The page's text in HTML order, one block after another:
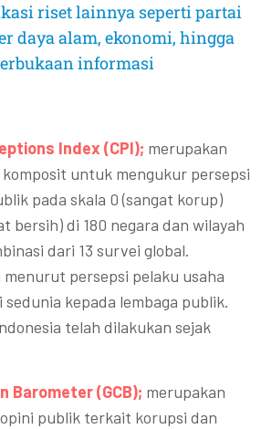
riset lainnya seperti partai
daya alam, ekonomi, hingga
informasi
Index (CPI); merupakan
untuk mengukur persepsi
pada skala 0 (sangat korup)
bersih) di 180 negara dan wilayah
dari 13 survei global.
persepsi pelaku usaha
kepada lembaga publik.
telah dilakukan sejak
Barometer (GCB); merupakan
publik terkait korupsi dan